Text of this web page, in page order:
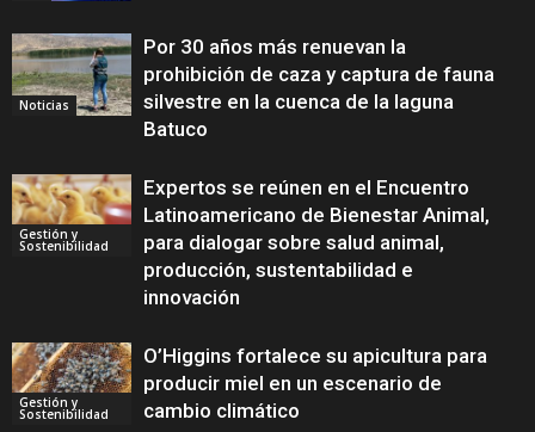
Noticias
Por 30 años más renuevan la
prohibición de caza y captura de fauna
silvestre en la cuenca de la laguna
Batuco
Gestión y
Sostenibilidad
Expertos se reúnen en el Encuentro
Latinoamericano de Bienestar Animal,
para dialogar sobre salud animal,
producción, sustentabilidad e
innovación
Gestión y
Sostenibilidad
O’Higgins fortalece su apicultura para
producir miel en un escenario de
cambio climático